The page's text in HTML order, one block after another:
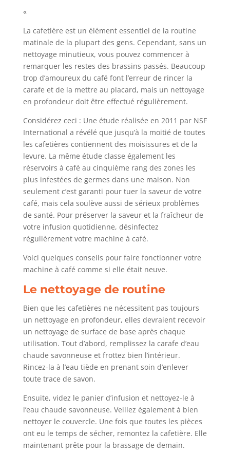
«
La cafetière est un élément essentiel de la routine
matinale de la plupart des gens. Cependant, sans un
nettoyage minutieux, vous pouvez commencer à
remarquer les restes des brassins passés. Beaucoup
trop d’amoureux du café font l’erreur de rincer la
carafe et de la mettre au placard, mais un nettoyage
en profondeur doit être effectué régulièrement.
Considérez ceci : Une étude réalisée en 2011 par NSF
International a révélé que jusqu’à la moitié de toutes
les cafetières contiennent des moisissures et de la
levure. La même étude classe également les
réservoirs à café au cinquième rang des zones les
plus infestées de germes dans une maison. Non
seulement c’est garanti pour tuer la saveur de votre
café, mais cela soulève aussi de sérieux problèmes
de santé. Pour préserver la saveur et la fraîcheur de
votre infusion quotidienne, désinfectez
régulièrement votre machine à café.
Voici quelques conseils pour faire fonctionner votre
machine à café comme si elle était neuve.
Le nettoyage de routine
Bien que les cafetières ne nécessitent pas toujours
un nettoyage en profondeur, elles devraient recevoir
un nettoyage de surface de base après chaque
utilisation. Tout d’abord, remplissez la carafe d’eau
chaude savonneuse et frottez bien l’intérieur.
Rincez-la à l’eau tiède en prenant soin d’enlever
toute trace de savon.
Ensuite, videz le panier d’infusion et nettoyez-le à
l’eau chaude savonneuse. Veillez également à bien
nettoyer le couvercle. Une fois que toutes les pièces
ont eu le temps de sécher, remontez la cafetière. Elle
maintenant prête pour la brassage de demain.